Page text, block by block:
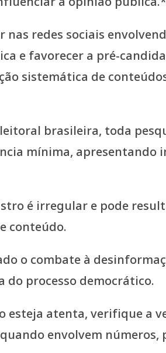
redes sociais
e favorecer a pré-
sistemática de
brasileira, toda
mínima,
é irregular e pode
conteúdo.
o combate à
do processo democrático.
esteja atenta, verifique a
envolvem